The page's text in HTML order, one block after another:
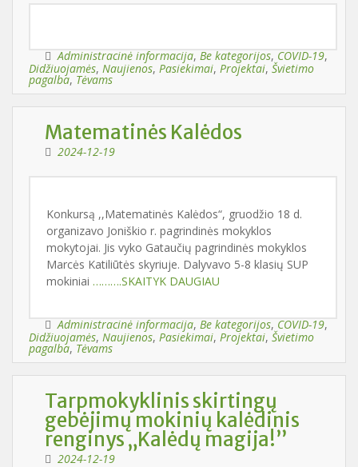
Administracinė informacija, Be kategorijos, COVID-19,
Didžiuojamės, Naujienos, Pasiekimai, Projektai, Švietimo
pagalba, Tėvams
Matematinės Kalėdos
2024-12-19
Konkursą ,,Matematinės Kalėdos“, gruodžio 18 d.
organizavo Joniškio r. pagrindinės mokyklos
mokytojai. Jis vyko Gataučių pagrindinės mokyklos
Marcės Katiliūtės skyriuje. Dalyvavo 5-8 klasių SUP
mokiniai ……….SKAITYK DAUGIAU
Administracinė informacija, Be kategorijos, COVID-19,
Didžiuojamės, Naujienos, Pasiekimai, Projektai, Švietimo
pagalba, Tėvams
Tarpmokyklinis skirtingų
gebėjimų mokinių kalėdinis
renginys „Kalėdų magija!”
2024-12-19